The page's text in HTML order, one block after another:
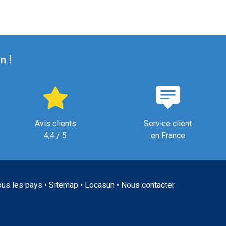
!
Avis clients
4,4 / 5
Service client
en France
les pays • Sitemap• Locasun• Nous contacter